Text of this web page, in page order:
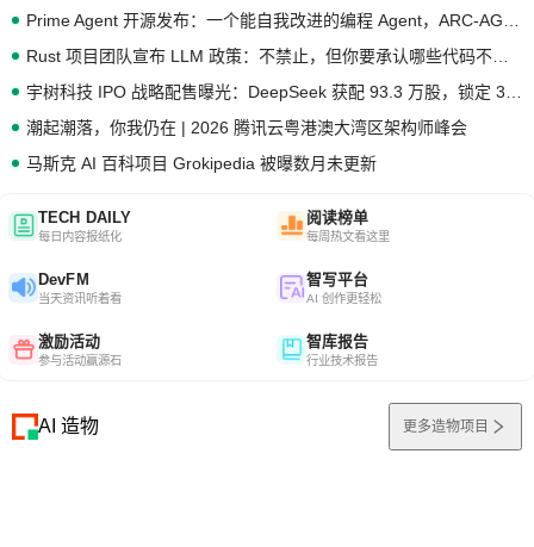
潮起潮落，你我仍在 | 2026 腾讯云粤港澳大湾区架构师峰会
马斯克 AI 百科项目 Grokipedia 被曝数月未更新
TECH DAILY
每日内容报纸化
阅读榜单
每周热文看这里
DevFM
当天资讯听着看
智写平台
AI 创作更轻松
激励活动
参与活动赢源石
智库报告
行业技术报告
AI 造物 更多造物项目